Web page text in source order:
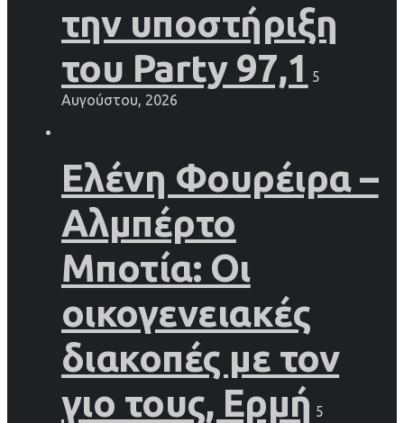
την υποστήριξη
του Party 97,1
5
Αυγούστου, 2026
Ελένη Φουρέιρα –
Αλμπέρτο
Μποτία: Οι
οικογενειακές
διακοπές με τον
γιο τους, Ερμή 5